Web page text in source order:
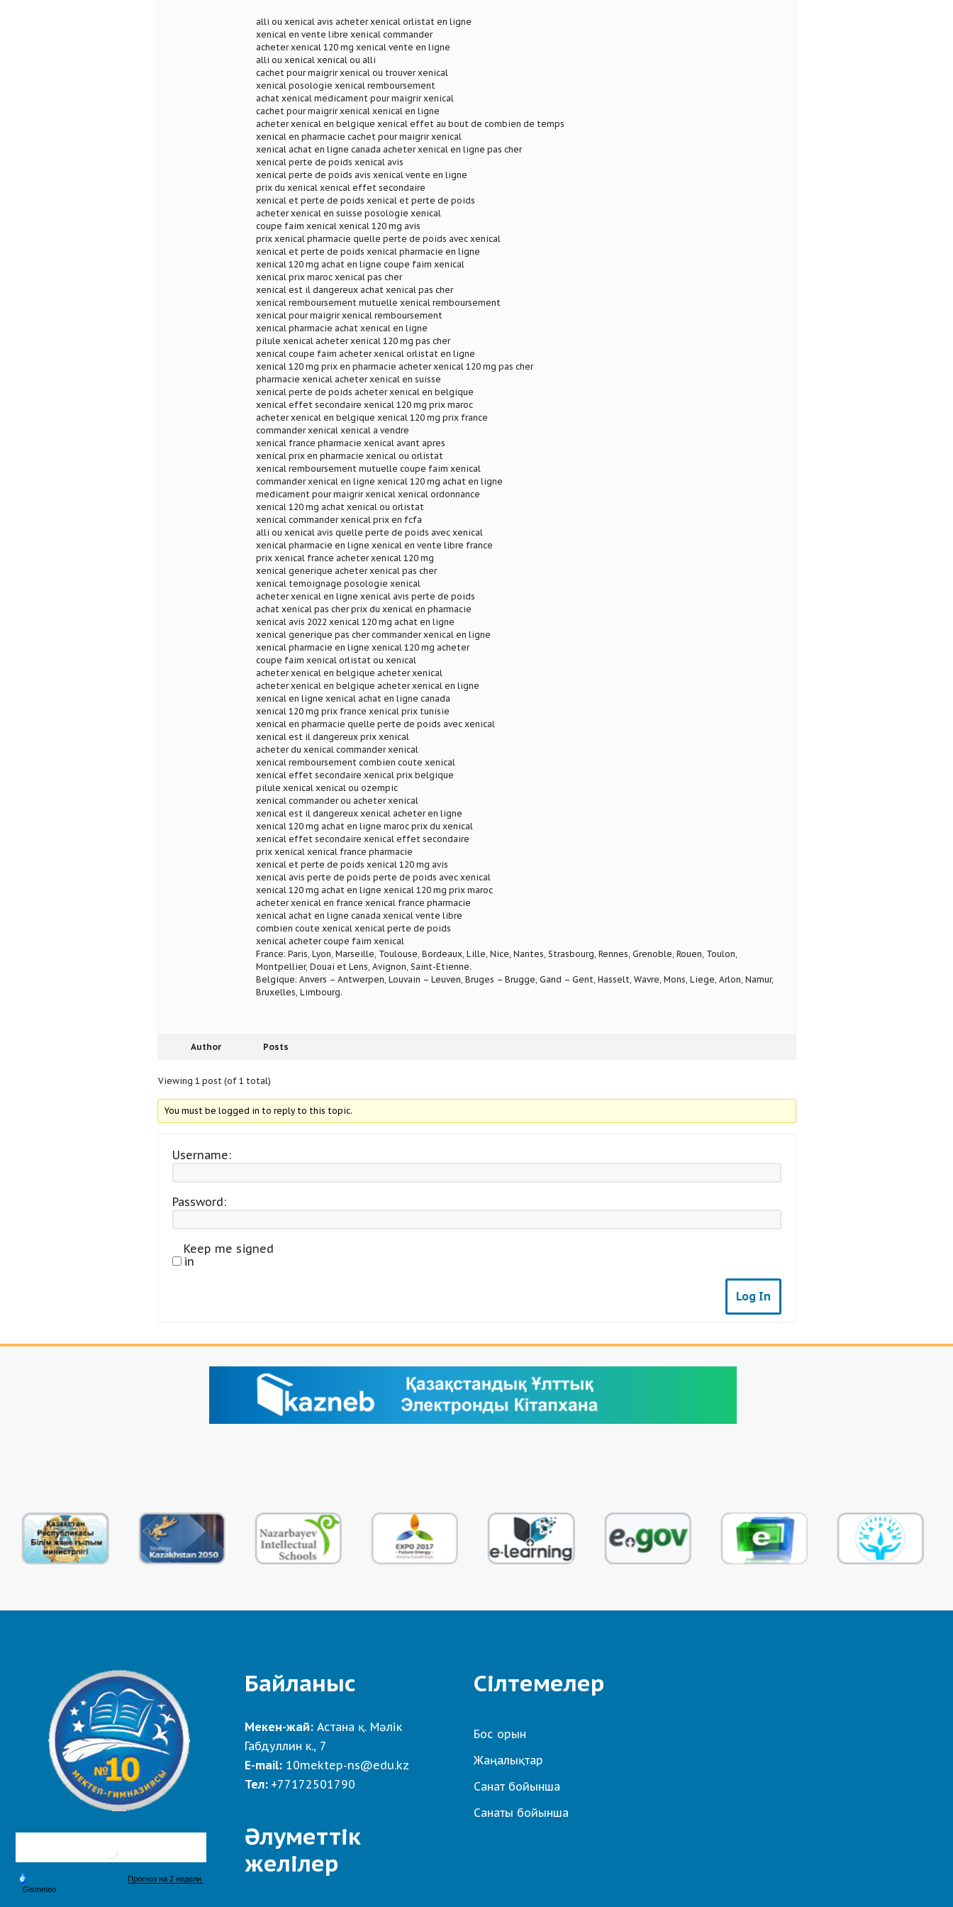
alli ou xenical avis acheter xenical orlistat en ligne
xenical en vente libre xenical commander
acheter xenical 120 mg xenical vente en ligne
alli ou xenical xenical ou alli
cachet pour maigrir xenical ou trouver xenical
xenical posologie xenical remboursement
achat xenical medicament pour maigrir xenical
cachet pour maigrir xenical xenical en ligne
acheter xenical en belgique xenical effet au bout de combien de temps
xenical en pharmacie cachet pour maigrir xenical
xenical achat en ligne canada acheter xenical en ligne pas cher
xenical perte de poids xenical avis
xenical perte de poids avis xenical vente en ligne
prix du xenical xenical effet secondaire
xenical et perte de poids xenical et perte de poids
acheter xenical en suisse posologie xenical
coupe faim xenical xenical 120 mg avis
prix xenical pharmacie quelle perte de poids avec xenical
xenical et perte de poids xenical pharmacie en ligne
xenical 120 mg achat en ligne coupe faim xenical
xenical prix maroc xenical pas cher
xenical est il dangereux achat xenical pas cher
xenical remboursement mutuelle xenical remboursement
xenical pour maigrir xenical remboursement
xenical pharmacie achat xenical en ligne
pilule xenical acheter xenical 120 mg pas cher
xenical coupe faim acheter xenical orlistat en ligne
xenical 120 mg prix en pharmacie acheter xenical 120 mg pas cher
pharmacie xenical acheter xenical en suisse
xenical perte de poids acheter xenical en belgique
xenical effet secondaire xenical 120 mg prix maroc
acheter xenical en belgique xenical 120 mg prix france
commander xenical xenical a vendre
xenical france pharmacie xenical avant apres
xenical prix en pharmacie xenical ou orlistat
xenical remboursement mutuelle coupe faim xenical
commander xenical en ligne xenical 120 mg achat en ligne
medicament pour maigrir xenical xenical ordonnance
xenical 120 mg achat xenical ou orlistat
xenical commander xenical prix en fcfa
alli ou xenical avis quelle perte de poids avec xenical
xenical pharmacie en ligne xenical en vente libre france
prix xenical france acheter xenical 120 mg
xenical generique acheter xenical pas cher
xenical temoignage posologie xenical
acheter xenical en ligne xenical avis perte de poids
achat xenical pas cher prix du xenical en pharmacie
xenical avis 2022 xenical 120 mg achat en ligne
xenical generique pas cher commander xenical en ligne
xenical pharmacie en ligne xenical 120 mg acheter
coupe faim xenical orlistat ou xenical
acheter xenical en belgique acheter xenical
acheter xenical en belgique acheter xenical en ligne
xenical en ligne xenical achat en ligne canada
xenical 120 mg prix france xenical prix tunisie
xenical en pharmacie quelle perte de poids avec xenical
xenical est il dangereux prix xenical
acheter du xenical commander xenical
xenical remboursement combien coute xenical
xenical effet secondaire xenical prix belgique
pilule xenical xenical ou ozempic
xenical commander ou acheter xenical
xenical est il dangereux xenical acheter en ligne
xenical 120 mg achat en ligne maroc prix du xenical
xenical effet secondaire xenical effet secondaire
prix xenical xenical france pharmacie
xenical et perte de poids xenical 120 mg avis
xenical avis perte de poids perte de poids avec xenical
xenical 120 mg achat en ligne xenical 120 mg prix maroc
acheter xenical en france xenical france pharmacie
xenical achat en ligne canada xenical vente libre
combien coute xenical xenical perte de poids
xenical acheter coupe faim xenical
France: Paris, Lyon, Marseille, Toulouse, Bordeaux, Lille, Nice, Nantes, Strasbourg, Rennes, Grenoble, Rouen, Toulon,
Montpellier, Douai et Lens, Avignon, Saint-Etienne.
Belgique: Anvers – Antwerpen, Louvain – Leuven, Bruges – Brugge, Gand – Gent, Hasselt, Wavre, Mons, Liege, Arlon, Namur,
Bruxelles, Limbourg.
Author Posts
Viewing 1 post (of 1 total)
You must be logged in to reply to this topic.
Username:
Password:
Keep me signed
in
Log In
Байланыс
Мекен-жай: Астана қ. Мәлік
Габдуллин к., 7
E-mail: 10mektep-ns@edu.kz
Тел: +77172501790
Әлуметтік
желілер
Сілтемелер
Бос орын
Жаңалықтар
Санат бойынша
Санаты бойынша